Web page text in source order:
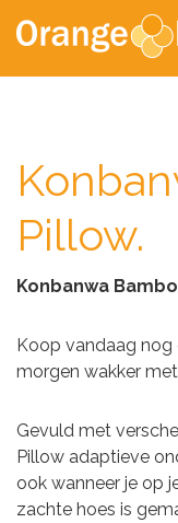
Pillow.
Konbanwa
Koop vandaag
morgen wakker
Gevuld met
Pillow adaptieve
ook wanneer je op
zachte hoes is